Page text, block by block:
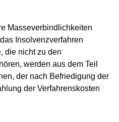
Masseverbindlichkeiten
Insolvenzverfahren
die nicht zu den
werden aus dem Teil
der nach Befriedigung der
der Verfahrenskosten